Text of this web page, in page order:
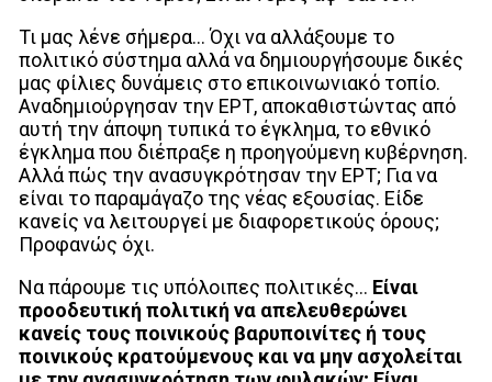
Τι μας λένε σήμερα… Όχι να αλλάξουμε το
πολιτικό σύστημα αλλά να δημιουργήσουμε δικές
μας φίλιες δυνάμεις στο επικοινωνιακό τοπίο.
Αναδημιούργησαν την ΕΡΤ, αποκαθιστώντας από
αυτή την άποψη τυπικά το έγκλημα, το εθνικό
έγκλημα που διέπραξε η προηγούμενη κυβέρνηση.
Αλλά πώς την ανασυγκρότησαν την ΕΡΤ; Για να
είναι το παραμάγαζο της νέας εξουσίας. Είδε
κανείς να λειτουργεί με διαφορετικούς όρους;
Προφανώς όχι.
Να πάρουμε τις υπόλοιπες πολιτικές… Είναι
προοδευτική πολιτική να απελευθερώνει
κανείς τους ποινικούς βαρυποινίτες ή τους
ποινικούς κρατούμενους και να μην ασχολείται